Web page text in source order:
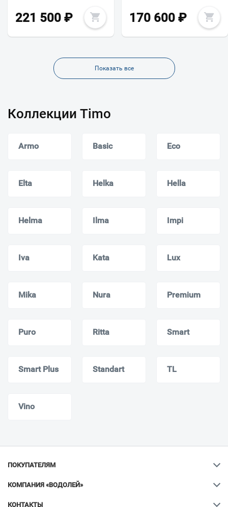
221 500 ₽ 170 600 ₽
Показать все
Коллекции Timo
Armo Basic Eco
Elta Helka Hella
Helma Ilma Impi
Iva Kata Lux
Mika Nura Premium
Puro Ritta Smart
Smart Plus Standart TL
Vino
ПОКУПАТЕЛЯМ
КОМПАНИЯ «ВОДОЛЕЙ»
КОНТАКТЫ